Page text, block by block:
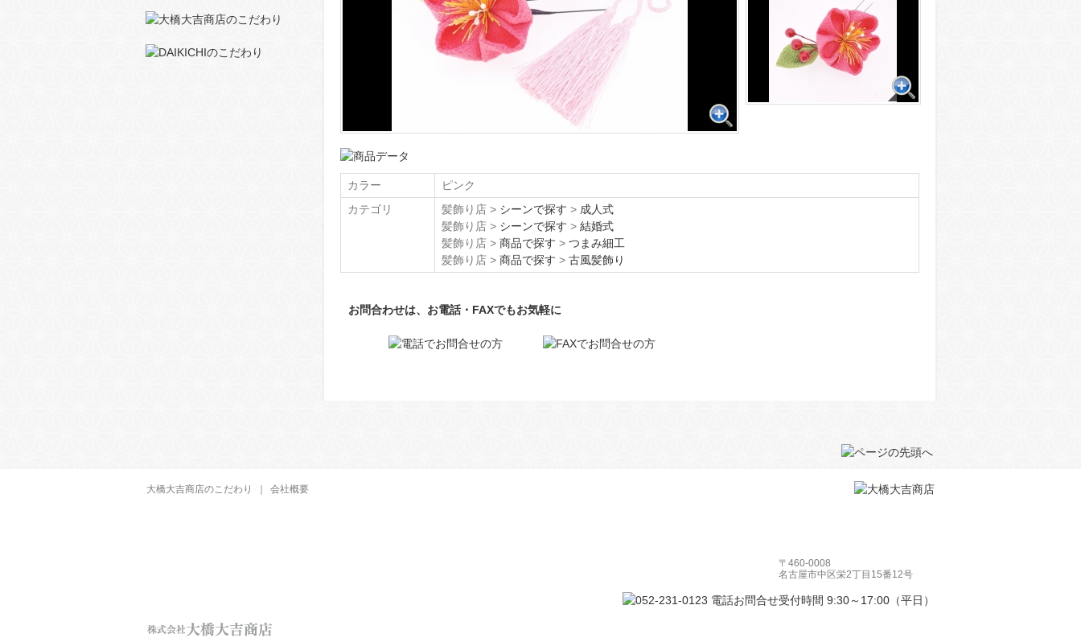
カラー
ピンク
カテゴリ
髪飾り店 > シーンで探す > 成人式
髪飾り店 > シーンで探す > 結婚式
髪飾り店 > 商品で探す > つまみ細工
髪飾り店 > 商品で探す > 古風髪飾り
お問合わせは、お電話・FAXでもお気軽に
〒460-0008
名古屋市中区栄2丁目15番12号
大橋大吉商店のこだわり 会社概要